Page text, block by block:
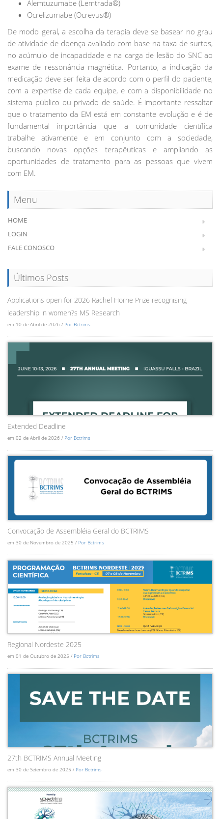
Alemtuzumabe (Lemtrada®)
Ocrelizumabe (Ocrevus®)
De modo geral, a escolha da terapia deve se basear no grau
de atividade de doença avaliado com base na taxa de surtos,
no acúmulo de incapacidade e na carga de lesão do SNC ao
exame de ressonância magnética. Portanto, a indicação da
medicação deve ser feita de acordo com o perfil do paciente,
com a expertise de cada equipe, e com a disponibilidade no
sistema público ou privado de saúde. É importante ressaltar
que o tratamento da EM está em constante evolução e é de
fundamental importância que a comunidade científica
trabalhe ativamente e em conjunto com a sociedade,
buscando novas opções terapêuticas e ampliando as
oportunidades de tratamento para as pessoas que vivem
com EM.
Menu
HOME
LOGIN
FALE CONOSCO
Últimos Posts
Applications open for 2026 Rachel Horne Prize recognising
leadership in women?s MS Research
em 10 de Abril de 2026 / Por Bctrims
Extended Deadline
em 02 de Abril de 2026 / Por Bctrims
Convocação de Assembléia Geral do BCTRIMS
em 30 de Novembro de 2025 / Por Bctrims
Regional Nordeste 2025
em 01 de Outubro de 2025 / Por Bctrims
27th BCTRIMS Annual Meeting
em 30 de Setembro de 2025 / Por Bctrims